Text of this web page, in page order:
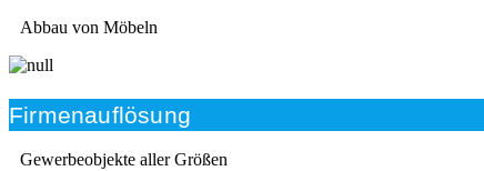
Abbau von Möbeln
Firmenauflösung
Gewerbeobjekte aller Größen